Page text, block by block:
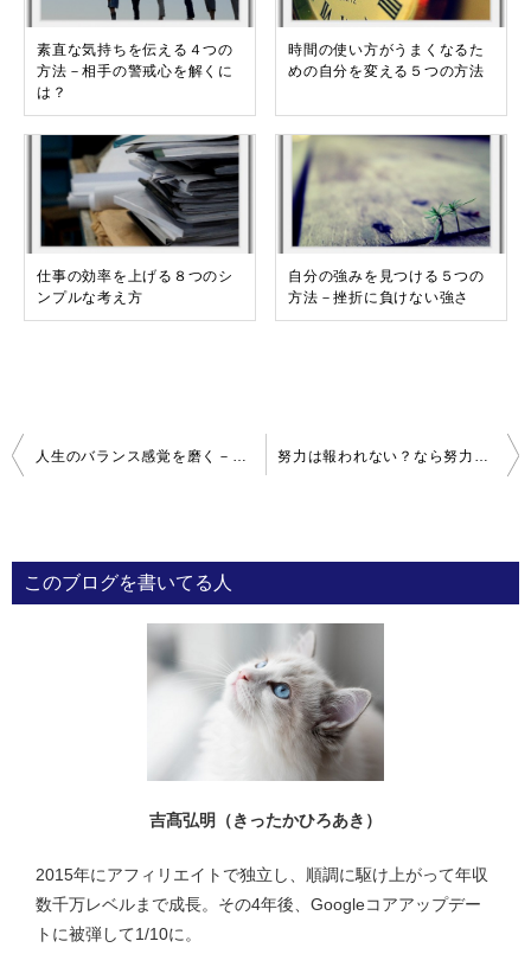
素直な気持ちを伝える４つの
方法－相手の警戒心を解くに
は？
時間の使い方がうまくなるた
めの自分を変える５つの方法
仕事の効率を上げる８つのシ
ンプルな考え方
自分の強みを見つける５つの
方法－挫折に負けない強さ
投
ビ
ゲ
人生のバランス感覚を磨く－本当の自分を見つける５つの対極 努力は報われない？なら努力の方向を少し変えてみませんか？
このブログを書いてる人
吉髙弘明（きったかひろあき）
2015年にアフィリエイトで独立し、順調に駆け上がって年収
数千万レベルまで成長。その4年後、Googleコアアップデー
トに被弾して1/10に。